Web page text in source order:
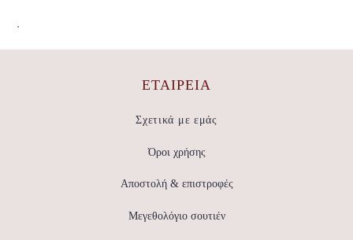
.
ΕΤΑΙΡΕΊΑ
Σχετικά με εμάς
Όροι χρήσης
Αποστολή & επιστροφές
Μεγεθολόγιο σουτιέν